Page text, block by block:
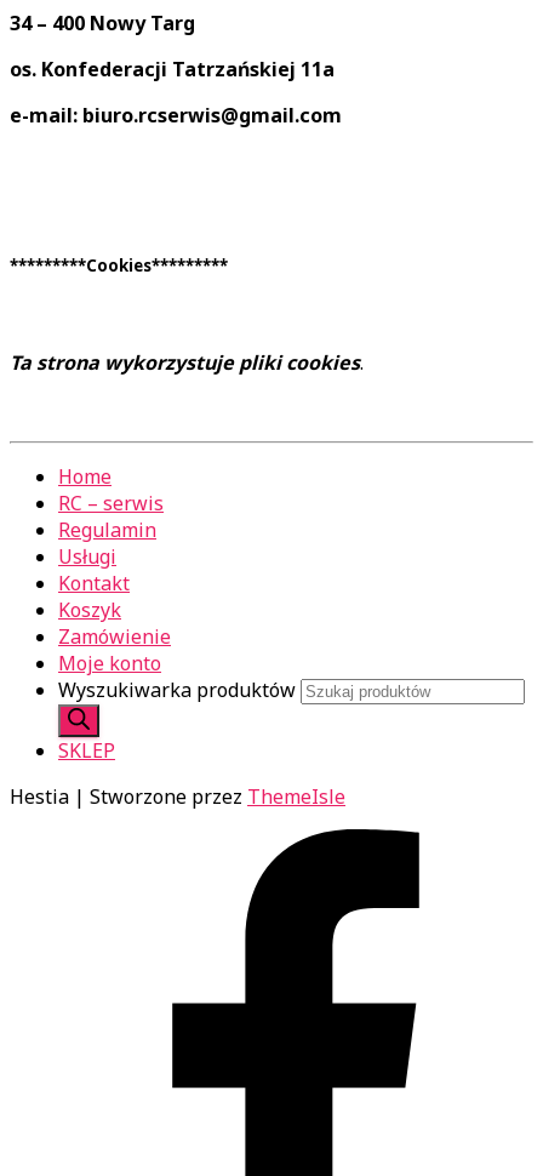
34 – 400 Nowy Targ
os. Konfederacji Tatrzańskiej 11a
e-mail: biuro.rcserwis@gmail.com
*********Cookies*********
Ta strona wykorzystuje pliki cookies.
Home
RC – serwis
Regulamin
Usługi
Kontakt
Koszyk
Zamówienie
Moje konto
Wyszukiwarka produktów
SKLEP
Hestia | Stworzone przez ThemeIsle